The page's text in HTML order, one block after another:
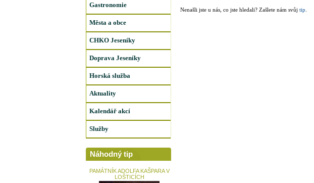
Gastronomie
Města a obce
CHKO Jeseníky
Doprava Jeseníky
Horská služba
Aktuality
Kalendář akcí
Služby
Náhodný tip
PAMÁTNÍK ADOLFA KAŠPARA V
LOŠTICÍCH
Nenašli jste u nás, co jste hledali? Zašlete nám svůj tip